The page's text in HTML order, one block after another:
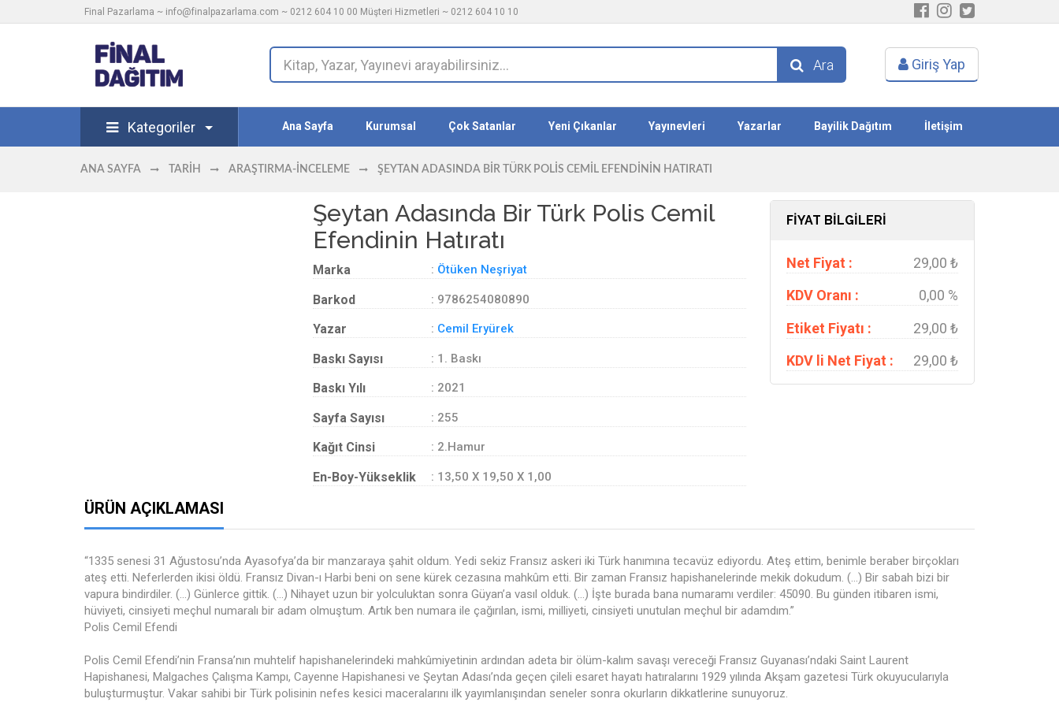
Final Pazarlama ~ info@finalpazarlama.com ~ 0212 604 10 00 Müşteri Hizmetleri ~ 0212 604 10 10
Ara Giriş Yap
Kategoriler Ana Sayfa Kurumsal Çok Satanlar Yeni Çıkanlar Yayınevleri Yazarlar Bayilik Dağıtım İletişim
ANA SAYFA TARIH ARAŞTIRMA-İNCELEME ŞEYTAN ADASINDA BIR TÜRK POLIS CEMIL EFENDININ HATIRATI
Şeytan Adasında Bir Türk Polis Cemil
Efendinin Hatıratı
Marka : Ötüken Neşriyat
Barkod : 9786254080890
Yazar : Cemil Eryürek
Baskı Sayısı : 1. Baskı
Baskı Yılı : 2021
Sayfa Sayısı : 255
Kağıt Cinsi : 2.Hamur
En-Boy-Yükseklik : 13,50 X 19,50 X 1,00
FİYAT BİLGİLERİ
Net Fiyat :
29,00 ₺
KDV Oranı :
0,00 %
Etiket Fiyatı :
29,00 ₺
KDV li Net Fiyat :
29,00 ₺
ÜRÜN AÇIKLAMASI
“1335 senesi 31 Ağustosu’nda Ayasofya’da bir manzaraya şahit oldum. Yedi sekiz Fransız askeri iki Türk hanımına tecavüz ediyordu. Ateş ettim, benimle beraber birçokları
ateş etti. Neferlerden ikisi öldü. Fransız Divan-ı Harbi beni on sene kürek cezasına mahkûm etti. Bir zaman Fransız hapishanelerinde mekik dokudum. (…) Bir sabah bizi bir
vapura bindirdiler. (…) Günlerce gittik. (…) Nihayet uzun bir yolculuktan sonra Güyan’a vasıl olduk. (…) İşte burada bana numaramı verdiler: 45090. Bu günden itibaren ismi,
hüviyeti, cinsiyeti meçhul numaralı bir adam olmuştum. Artık ben numara ile çağırılan, ismi, milliyeti, cinsiyeti unutulan meçhul bir adamdım.”
Polis Cemil Efendi
Polis Cemil Efendi’nin Fransa’nın muhtelif hapishanelerindeki mahkûmiyetinin ardından adeta bir ölüm-kalım savaşı vereceği Fransız Guyanası’ndaki Saint Laurent
Hapishanesi, Malgaches Çalışma Kampı, Cayenne Hapishanesi ve Şeytan Adası’nda geçen çileli esaret hayatı hatıralarını 1929 yılında Akşam gazetesi Türk okuyucularıyla
buluşturmuştur. Vakar sahibi bir Türk polisinin nefes kesici maceralarını ilk yayımlanışından seneler sonra okurların dikkatlerine sunuyoruz.